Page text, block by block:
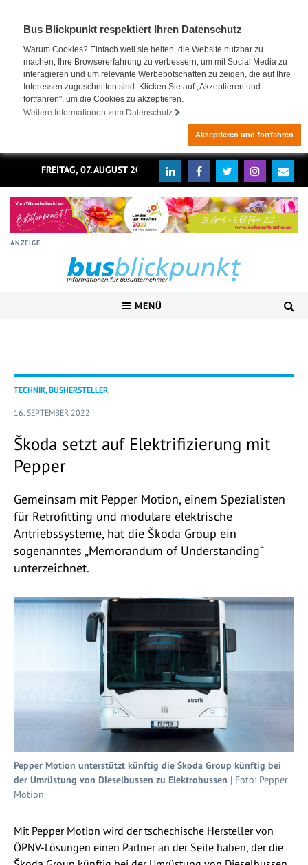
Bus Blickpunkt respektiert Ihren Datenschutz
Warum Cookies? Einfach weil sie helfen, die Website nutzbar zu
machen, Ihre Browsererfahrung zu verbessern, um mit Social Media zu
interagieren und um relevante Werbebotschaften zu zeigen, die auf Ihre
Interessen zugeschnitten sind. Klicken Sie auf „Akzeptieren und
fortfahren", um die Cookies zu akzeptieren.
Weitere Informationen zum Datenschutz
Akzeptieren und fortfahren
FREITAG, 07. AUGUST 2026
ANZEIGE
MENÜ
TECHNIK, BUSHERSTELLER
16. SEPTEMBER 2022
Škoda setzt auf Elektrifizierung mit
Pepper
Gemeinsam mit Pepper Motion, einem Spezialisten
für Retrofitting und modulare elektrische
Antriebssysteme, hat die Škoda Group ein
sogenanntes „Memorandum of Understanding“
unterzeichnet.
Pepper Motion unterstützt künftig die Škoda Group künftig bei
der Umrüstung von Dieselbussen zu Elektrobussen | Foto: Pepper
Motion
Mit Pepper Motion wird der tschechische Hersteller von
ÖPNV-Lösungen einen Partner an der Seite haben, der die